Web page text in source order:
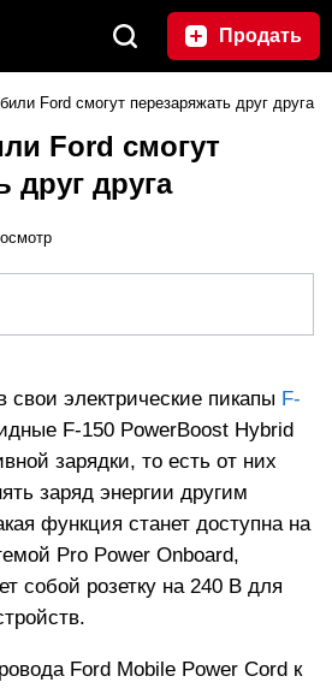
Продать
Ford смогут перезаряжать друг друга
Ford смогут
друг друга
свои электрические пикапы F-
F-150 PowerBoost Hybrid
зарядки, то есть от них
заряд энергии другим
функция станет доступна на
Pro Power Onboard,
собой розетку на 240 В для
Ford Mobile Power Cord к